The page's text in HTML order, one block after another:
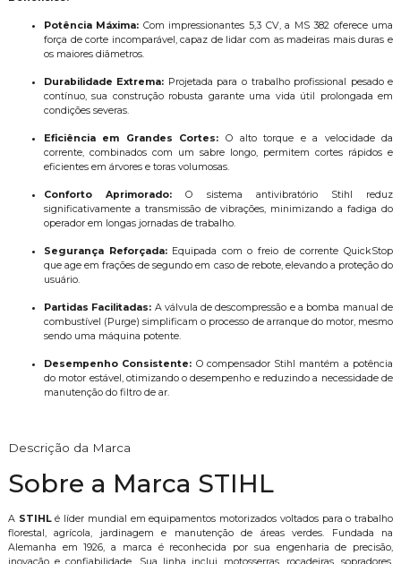
Potência Máxima: Com impressionantes 5,3 CV, a MS 382 oferece uma
força de corte incomparável, capaz de lidar com as madeiras mais duras e
os maiores diâmetros.
Durabilidade Extrema: Projetada para o trabalho profissional pesado e
contínuo, sua construção robusta garante uma vida útil prolongada em
condições severas.
Eficiência em Grandes Cortes: O alto torque e a velocidade da
corrente, combinados com um sabre longo, permitem cortes rápidos e
eficientes em árvores e toras volumosas.
Conforto Aprimorado: O sistema antivibratório Stihl reduz
significativamente a transmissão de vibrações, minimizando a fadiga do
operador em longas jornadas de trabalho.
Segurança Reforçada:Equipada com o freio de corrente QuickStop
que age em frações de segundo em caso de rebote, elevando a proteção do
usuário.
Partidas Facilitadas: A válvula de descompressão e a bomba manual de
combustível (Purge) simplificam o processo de arranque do motor, mesmo
sendo uma máquina potente.
Desempenho Consistente: O compensador Stihl mantém a potência
do motor estável, otimizando o desempenho e reduzindo a necessidade de
manutenção do filtro de ar.
Descrição da Marca
Sobre a Marca STIHL
A STIHLé líder mundial em equipamentos motorizados voltados para o trabalho
florestal, agrícola, jardinagem e manutenção de áreas verdes. Fundada na
Alemanha em 1926, a marca é reconhecida por sua engenharia de precisão,
inovação e confiabilidade. Sua linha inclui motosserras, roçadeiras, sopradores,